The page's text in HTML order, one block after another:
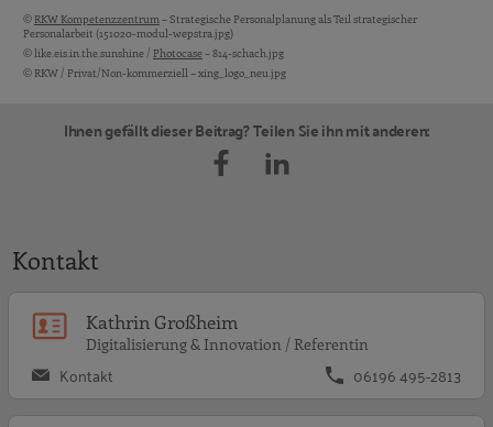
Bildquellen und Copyright-Hinweise
©RKW Kompetenzzentrum– Strategische Personalplanung als Teil strategischer
Personalarbeit (151020-modul-wepstra.jpg)
© like.eis.in.the.sunshine / Photocase– 814-schach.jpg
© RKW / Privat/Non-kommerziell – xing_logo_neu.jpg
Ihnen gefällt dieser Beitrag? Teilen Sie ihn mit anderen:
Kontakt
Kathrin Großheim
Digitalisierung & Innovation / Referentin
Kontakt 06196 495-2813